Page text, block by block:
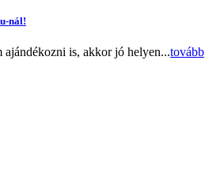
nál!
ajándékozni is, akkor jó helyen...tovább